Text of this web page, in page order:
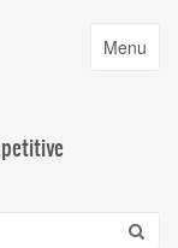
Toggle
Menu